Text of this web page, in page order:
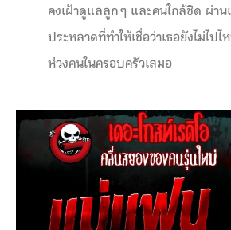
คงเฝ้าดูแลลูก ๆ และคนใกล้ชิด ผ่า
ประหลาดที่ทำให้เชื่อว่าเธอยังไม่ไ
ห่วงคนในครอบครัวเสมอ